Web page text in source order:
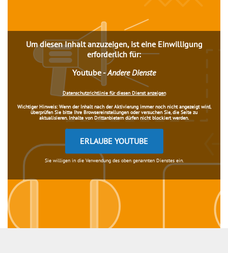
Um diesen Inhalt anzuzeigen, ist eine Einwilligung
erforderlich für:
Youtube -Andere Dienste
Datenschutzrichtlinie für diesen Dienst anzeigen
Wichtiger Hinweis:Wenn der Inhalt nach der Aktivierung immer noch nicht angezeigt wird,
überprüfen Sie bitte Ihre Browsereinstellungen oder versuchen Sie, die Seite zu
aktualisieren. Inhalte von Drittanbietern dürfen nicht blockiert werden.
ERLAUBE YOUTUBE
Sie willigen in die Verwendung des oben genannten Dienstes ein.